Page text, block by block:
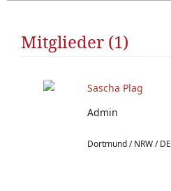
Mitglieder (1)
Sascha Plag
Admin
Dortmund / NRW / DE